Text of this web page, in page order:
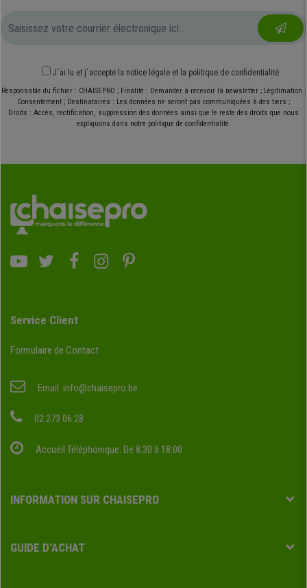
J´ai lu et j´accepte la notice légale et la politique de confidentialité
Responsable du fichier : CHAISEPRO ; Finalité : Demander à recevoir la newsletter ; Légitimation :
Consentement ; Destinataires : Les données ne seront pas communiquées à des tiers ;
Droits : Accès, rectification, suppression des données ainsi que le reste des droits que nous
expliquons dans notre politique de confidentialité.
Service Client
Formulaire de Contact
Email: info@chaisepro.be
02 273 06 28
Accueil Téléphonique: De 8:30 à 18:00
INFORMATION SUR CHAISEPRO
GUIDE D'ACHAT